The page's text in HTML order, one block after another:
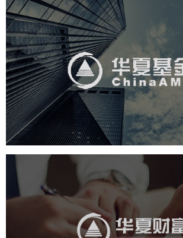
华夏基金
金融保险 基金 社区网站 网页
互动营销
华夏财富